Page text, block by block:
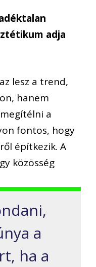
adja
lesz a trend,
hanem
a
fontos, hogy
építkezik. A
közösség
a
ha a